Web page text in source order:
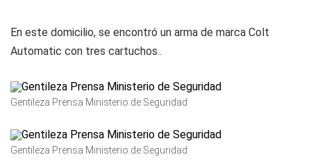
En este domicilio, se encontró un arma de marca Colt
Automatic con tres cartuchos..
Gentileza Prensa Ministerio de Seguridad
Gentileza Prensa Ministerio de Seguridad